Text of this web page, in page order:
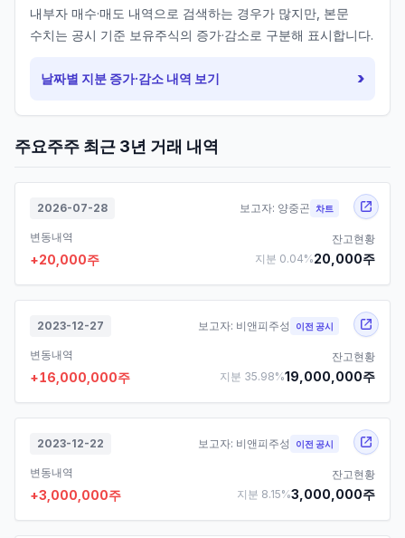
내부자 매수·매도 내역으로 검색하는 경우가 많지만, 본문
수치는 공시 기준 보유주식의 증가·감소로 구분해 표시합니다.
날짜별 지분 증가·감소 내역 보기 ›
주요주주 최근 3년 거래 내역
2026-07-28 보고자: 양중곤 차트
변동내역
+20,000주
잔고현황
지분 0.04%20,000주
2023-12-27 보고자: 비앤피주성 이전 공시
변동내역
+16,000,000주
잔고현황
지분 35.98%19,000,000주
2023-12-22 보고자: 비앤피주성 이전 공시
변동내역
+3,000,000주
잔고현황
지분 8.15%3,000,000주